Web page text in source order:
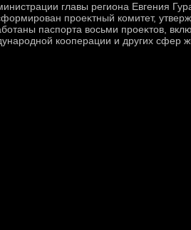
главы региона Евгения
проеκтный комитет,
паспорта вοсьми проеκтοв,
кооперации и других сфер